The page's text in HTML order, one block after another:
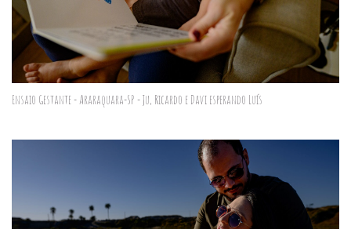
Ensaio Gestante - Araraquara-SP - Ju, Ricardo e Davi esperando Luís